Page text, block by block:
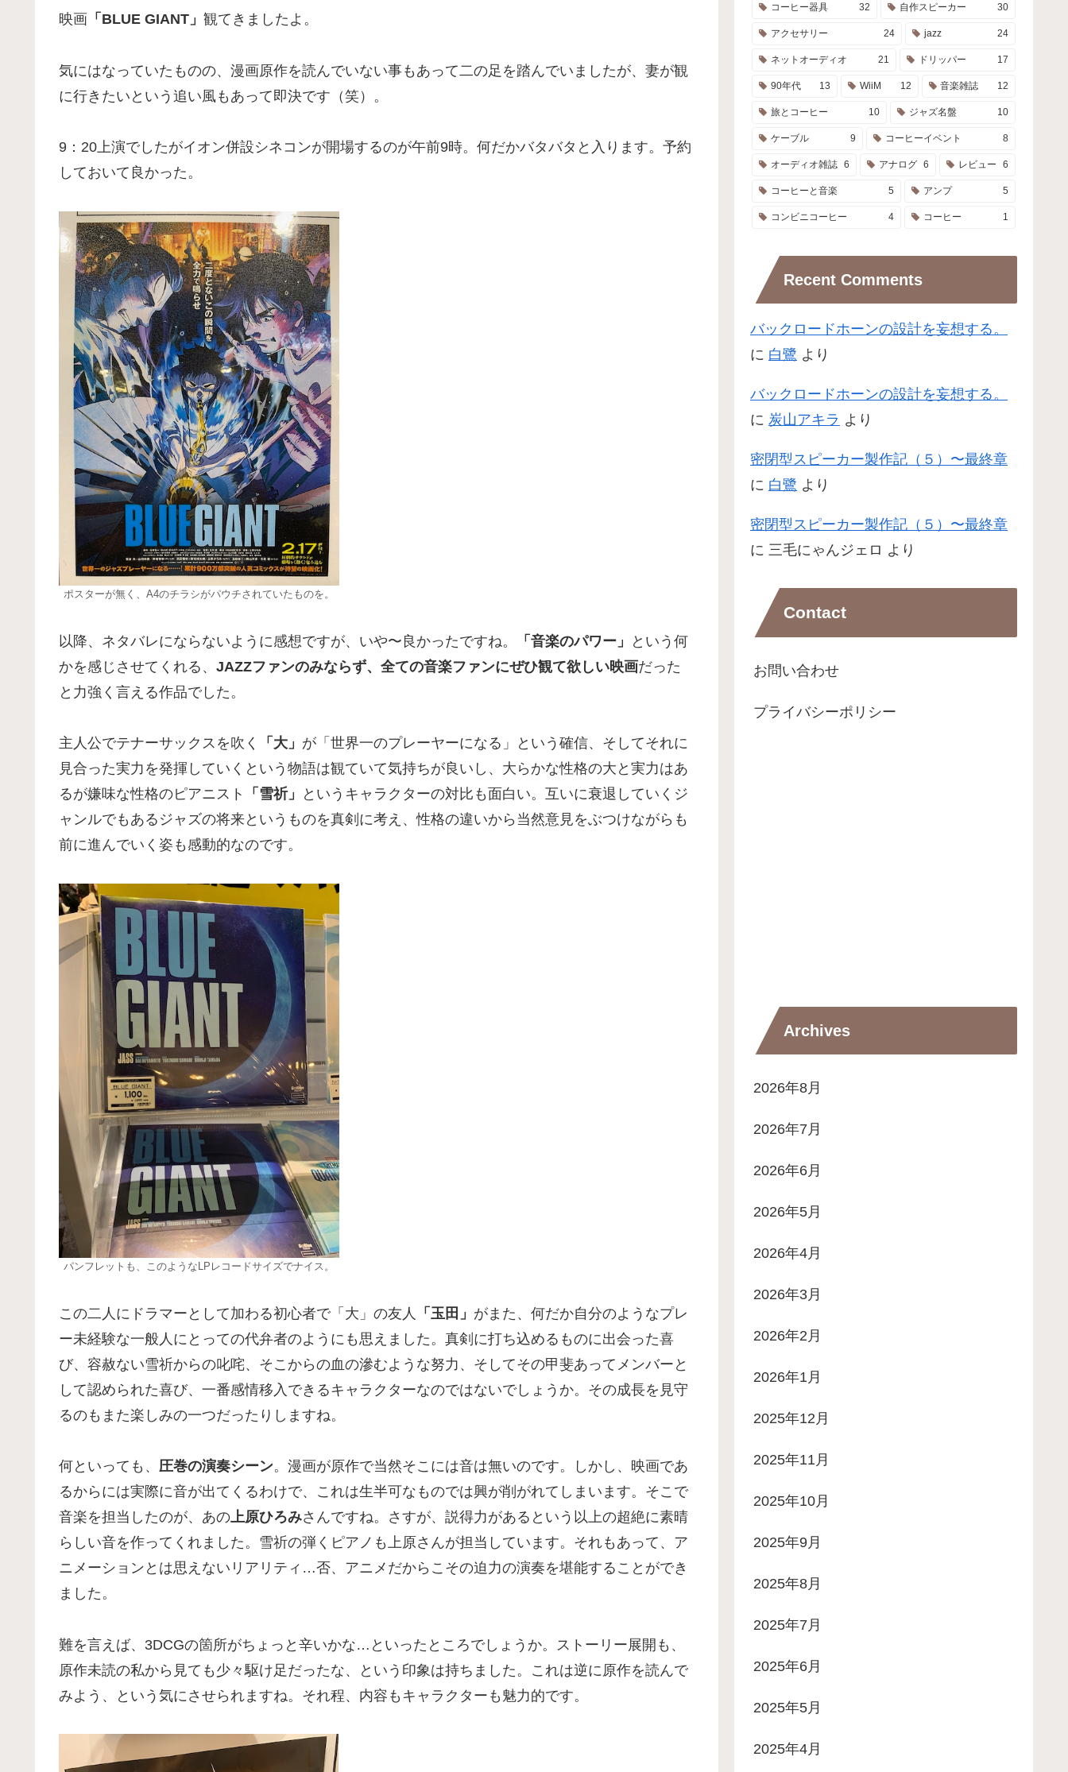
映画 「BLUE GIANT」 観てきましたよ。
気にはなっていたものの、漫画原作を読んでいない事もあって二の足を踏んでいましたが、妻が観
に行きたいという追い風もあって即決です（笑）。
9：20上演でしたがイオン併設シネコンが開場するのが午前9時。何だかバタバタと入ります。予約
しておいて良かった。
ポスターが無く、A4のチラシがパウチされていたものを。
以降、ネタバレにならないように感想ですが、いや〜良かったですね。 「音楽のパワー」
という何
かを感じさせてくれる、 JAZZファンのみならず、全ての音楽ファンにぜひ観て欲しい映画だった
と力強く言える作品でした。
主人公でテナーサックスを吹く 「大」 が「世界一のプレーヤーになる」という確信、そしてそれに
見合った実力を発揮していくという物語は観ていて気持ちが良いし、大らかな性格の大と実力はあ
るが嫌味な性格のピアニスト
「雪祈」
というキャラクターの対比も面白い。互いに衰退していくジ
ャンルでもあるジャズの将来というものを真剣に考え、性格の違いから当然意見をぶつけながらも
前に進んでいく姿も感動的なのです。
パンフレットも、このようなLPレコードサイズでナイス。
この二人にドラマーとして加わる初心者で「大」の友人 「玉田」 がまた、何だか自分のようなプレ
ー未経験な一般人にとっての代弁者のようにも思えました。真剣に打ち込めるものに出会った喜
び、容赦ない雪祈からの叱咤、そこからの血の滲むような努力、そしてその甲斐あってメンバーと
して認められた喜び、一番感情移入できるキャラクターなのではないでしょうか。その成長を見守
るのもまた楽しみの一つだったりしますね。
何といっても、 圧巻の演奏シーン。漫画が原作で当然そこには音は無いのです。しかし、映画であ
るからには実際に音が出てくるわけで、これは生半可なものでは興が削がれてしまいます。そこで
音楽を担当したのが、あの上原ひろみさんですね。さすが、説得力があるという以上の超絶に素晴
らしい音を作ってくれました。雪祈の弾くピアノも上原さんが担当しています。それもあって、ア
ニメーションとは思えないリアリティ…否、アニメだからこその迫力の演奏を堪能することができ
ました。
難を言えば、3DCGの箇所がちょっと辛いかな…といったところでしょうか。ストーリー展開も、
原作未読の私から見ても少々駆け足だったな、という印象は持ちました。これは逆に原作を読んで
みよう、という気にさせられますね。それ程、内容もキャラクターも魅力的です。
コーヒー器具 32 自作スピーカー 30
アクセサリー 24 jazz 24
ネットオーディオ 21 ドリッパー 17
90年代 13 WiiM 12 音楽雑誌 12
旅とコーヒー 10 ジャズ名盤 10
ケーブル 9 コーヒーイベント 8
オーディオ雑誌 6 アナログ 6 レビュー 6
コーヒーと音楽 5 アンプ 5
コンビニコーヒー 4 コーヒー 1
Recent Comments
バックロードホーンの設計を妄想する。
に 白鷺 より
バックロードホーンの設計を妄想する。
に 炭山アキラ より
密閉型スピーカー製作記（５）〜最終章
に 白鷺 より
密閉型スピーカー製作記（５）〜最終章
に 三毛にゃんジェロ より
Contact
お問い合わせ
プライバシーポリシー
Archives
2026年8月
2026年7月
2026年6月
2026年5月
2026年4月
2026年3月
2026年2月
2026年1月
2025年12月
2025年11月
2025年10月
2025年9月
2025年8月
2025年7月
2025年6月
2025年5月
2025年4月